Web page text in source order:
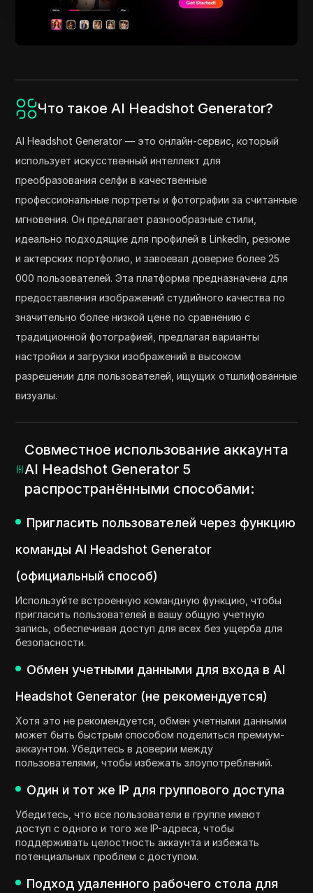
Что такое AI Headshot Generator?
AI Headshot Generator — это онлайн-сервис, который
использует искусственный интеллект для
преобразования селфи в качественные
профессиональные портреты и фотографии за считанные
мгновения. Он предлагает разнообразные стили,
идеально подходящие для профилей в LinkedIn, резюме
и актерских портфолио, и завоевал доверие более 25
000 пользователей. Эта платформа предназначена для
предоставления изображений студийного качества по
значительно более низкой цене по сравнению с
традиционной фотографией, предлагая варианты
настройки и загрузки изображений в высоком
разрешении для пользователей, ищущих отшлифованные
визуалы.
Совместное использование аккаунта
AI Headshot Generator 5
распространёнными способами:
Пригласить пользователей через функцию
команды AI Headshot Generator
(официальный способ)
Используйте встроенную командную функцию, чтобы
пригласить пользователей в вашу общую учетную
запись, обеспечивая доступ для всех без ущерба для
безопасности.
Обмен учетными данными для входа в AI
Headshot Generator (не рекомендуется)
Хотя это не рекомендуется, обмен учетными данными
может быть быстрым способом поделиться премиум-
аккаунтом. Убедитесь в доверии между
пользователями, чтобы избежать злоупотреблений.
Один и тот же IP для группового доступа
Убедитесь, что все пользователи в группе имеют
доступ с одного и того же IP-адреса, чтобы
поддерживать целостность аккаунта и избежать
потенциальных проблем с доступом.
Подход удаленного рабочего стола для